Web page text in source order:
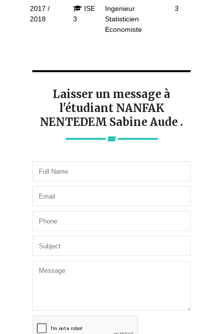
2017 /
2018
ISE
3
Ingenieur
Statisticien
Economiste
3
Laisser un message à
l'étudiant NANFAK
NENTEDEM Sabine Aude .